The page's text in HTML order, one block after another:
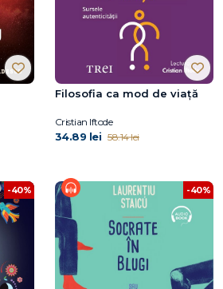
Filosofia ca mod de viață
Cristian Iftode
34.89 lei 58.14 lei
-40% -40%